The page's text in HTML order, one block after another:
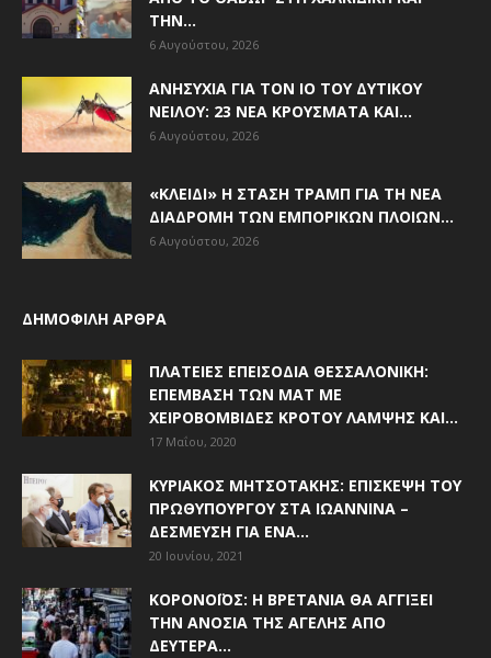
ΤΗΝ...
6 Αυγούστου, 2026
ΑΝΗΣΥΧΊΑ ΓΙΑ ΤΟΝ ΙΌ ΤΟΥ ΔΥΤΙΚΟΎ
ΝΕΊΛΟΥ: 23 ΝΈΑ ΚΡΟΎΣΜΑΤΑ ΚΑΙ...
6 Αυγούστου, 2026
«ΚΛΕΙΔΊ» Η ΣΤΆΣΗ ΤΡΑΜΠ ΓΙΑ ΤΗ ΝΈΑ
ΔΙΑΔΡΟΜΉ ΤΩΝ ΕΜΠΟΡΙΚΏΝ ΠΛΟΊΩΝ...
6 Αυγούστου, 2026
ΔΗΜΟΦΙΛΗ ΑΡΘΡΑ
ΠΛΑΤΕΊΕΣ ΕΠΕΙΣΌΔΙΑ ΘΕΣΣΑΛΟΝΊΚΗ:
ΕΠΈΜΒΑΣΗ ΤΩΝ ΜΑΤ ΜΕ
ΧΕΙΡΟΒΟΜΒΊΔΕΣ ΚΡΌΤΟΥ ΛΆΜΨΗΣ ΚΑΙ...
17 Μαΐου, 2020
ΚΥΡΙΆΚΟΣ ΜΗΤΣΟΤΆΚΗΣ: ΕΠΊΣΚΕΨΗ ΤΟΥ
ΠΡΩΘΥΠΟΥΡΓΟΎ ΣΤΑ ΙΩΆΝΝΙΝΑ –
ΔΈΣΜΕΥΣΗ ΓΙΑ ΈΝΑ...
20 Ιουνίου, 2021
ΚΟΡΟΝΟΪΌΣ: Η ΒΡΕΤΑΝΊΑ ΘΑ ΑΓΓΊΞΕΙ
ΤΗΝ ΑΝΟΣΊΑ ΤΗΣ ΑΓΈΛΗΣ ΑΠΌ
ΔΕΥΤΈΡΑ...